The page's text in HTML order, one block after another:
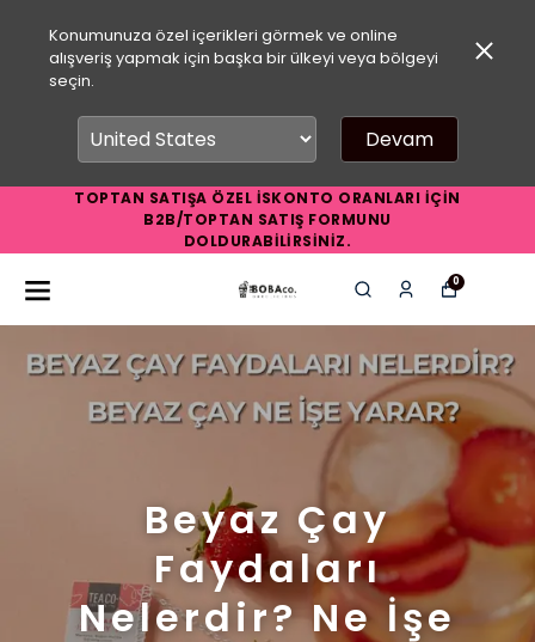
Konumunuza özel içerikleri görmek ve online
alışveriş yapmak için başka bir ülkeyi veya bölgeyi
seçin.
Devam
TOPTAN SATIŞA ÖZEL İSKONTO ORANLARI İÇİN
B2B/TOPTAN SATIŞ FORMUNU
DOLDURABİLİRSİNİZ.
0
Beyaz Çay
Faydaları
Nelerdir? Ne İşe